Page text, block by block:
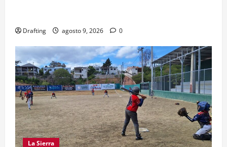
Drafting agosto 9, 2026 0
La Sierra